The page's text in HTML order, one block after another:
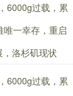
6000g过载，累
一幸存，重启
洛杉矶现状
6000g过载，累